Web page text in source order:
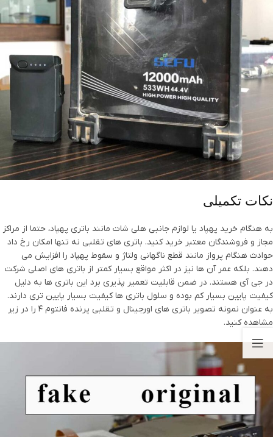
نکات تکمیلی
به هنگام خرید پهپاد یا لوازم جانبی هلی شات مانند باتری پهپاد، حتما از مراکز
مجاز و فروشندگان معتبر خرید کنید. باتری های تقلبی نه تنها امکان رخ داد
حوادث هنگام پرواز مانند قطع ناگهانی ولتاژ و سقوط پهپاد را افزایش می
دهند. بلکه عمر آن ها نیز در اکثر مواقع بسیار کمتر از باتری های اصلی شرکت
در جی آی هستند. در ضمن قابلیت تعمیر پذیری برد این باتری ها به دلیل
کیفیت پایین بسیار کم بوده و سلول باتری ها کیفیت بسیار پایین تری دارند.
به عنوان نمونه تصویر باتری های اورجینال و تقلبی پرنده فانتوم 4 را در زیر
مشاهده کنید.